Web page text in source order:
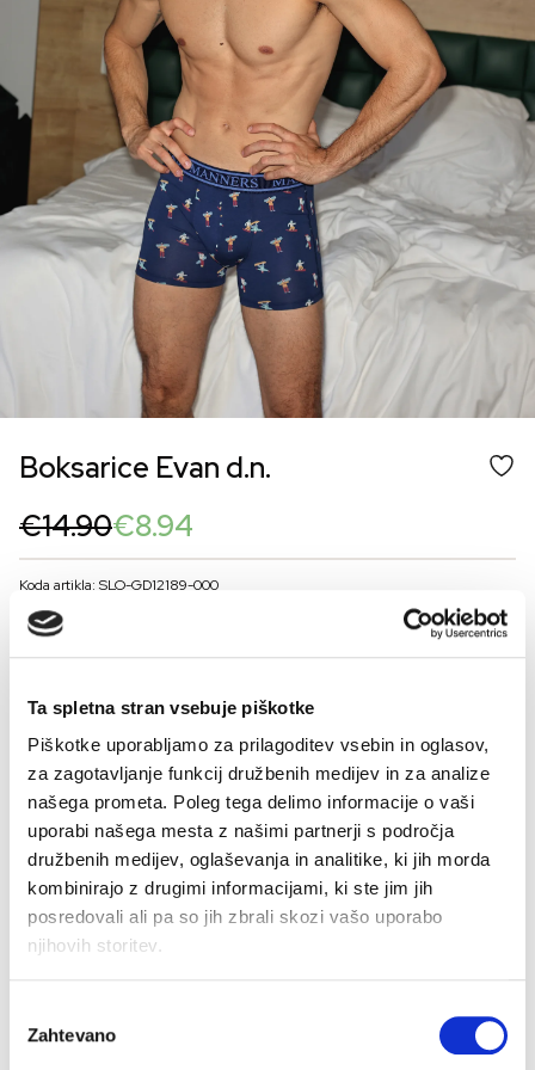
Ta spletna stran vsebuje piškotke
Piškotke uporabljamo za prilagoditev vsebin in oglasov,
za zagotavljanje funkcij družbenih medijev in za analize
našega prometa. Poleg tega delimo informacije o vaši
uporabi našega mesta z našimi partnerji s področja
družbenih medijev, oglaševanja in analitike, ki jih morda
kombinirajo z drugimi informacijami, ki ste jim jih
posredovali ali pa so jih zbrali skozi vašo uporabo
njihovih storitev.
soglasja
Zahtevano
Boksarice Evan d.n.
€14.90
Original
price
was:
€14.90.
€8.94
Current
price
is:
€8.94.
Koda artikla: SLO-GD12189-000
BARVE
48 50 52 54 56
Kalkulator velikosti
- + DODAJ V KOŠARICO
Hitro,